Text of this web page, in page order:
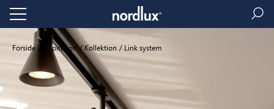
Forside Inspiration Kollektion Link system